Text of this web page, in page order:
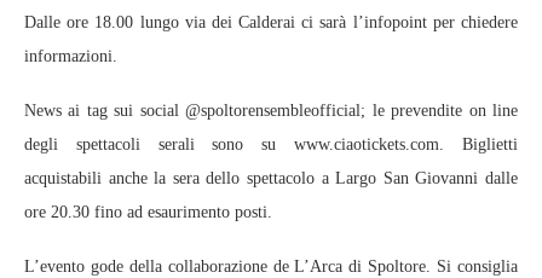
Dalle ore 18.00 lungo via dei Calderai ci sarà l’infopoint per chiedere
informazioni.
News ai tag sui social @spoltorensembleofficial; le prevendite on line
degli spettacoli serali sono su www.ciaotickets.com. Biglietti
acquistabili anche la sera dello spettacolo a Largo San Giovanni dalle
ore 20.30 fino ad esaurimento posti.
L’evento gode della collaborazione de L’Arca di Spoltore. Si consiglia